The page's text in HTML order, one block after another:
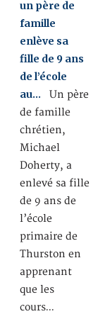
un père de
famille
enlève sa
fille de 9 ans
de l’école
au… Un père
de famille
chrétien,
Michael
Doherty, a
enlevé sa fille
de 9 ans de
l’école
primaire de
Thurston en
apprenant
que les
cours…